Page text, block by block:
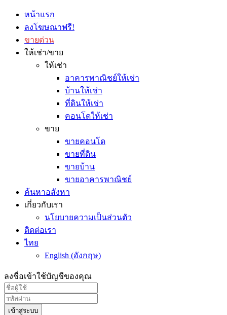
หน้าแรก
ลงโฆษณาฟรี!
ขายด่วน
ให้เช่า/ขาย
ให้เช่า
อาคารพาณิชย์ให้เช่า
บ้านให้เช่า
ที่ดินให้เช่า
คอนโดให้เช่า
ขาย
ขายคอนโด
ขายที่ดิน
ขายบ้าน
ขายอาคารพาณิชย์
ค้นหาอสังหา
เกี่ยวกับเรา
นโยบายความเป็นส่วนตัว
ติดต่อเรา
ไทย
English (อังกฤษ)
ลงชื่อเข้าใช้บัญชีของคุณ
เข้าสู่ระบบ